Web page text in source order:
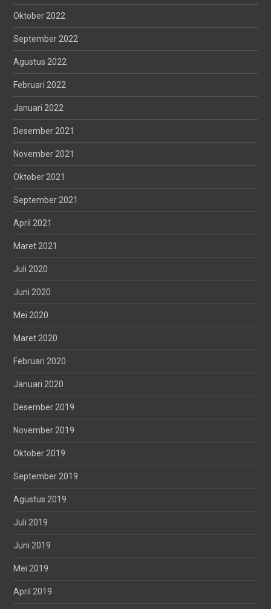
Oktober 2022
September 2022
Agustus 2022
Februari 2022
Januari 2022
Desember 2021
November 2021
Oktober 2021
September 2021
April 2021
Maret 2021
Juli 2020
Juni 2020
Mei 2020
Maret 2020
Februari 2020
Januari 2020
Desember 2019
November 2019
Oktober 2019
September 2019
Agustus 2019
Juli 2019
Juni 2019
Mei 2019
April 2019